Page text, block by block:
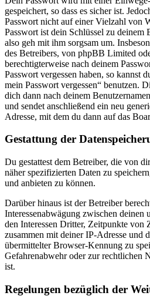
gespeichert, so dass es sicher ist.
Passwort nicht auf einer Vielzahl von
Passwort ist dein Schlüssel zu deinem
also geh mit ihm sorgsam um.
des Betreibers, von phpBB Limited
berechtigterweise nach deinem
Passwort vergessen haben, so kannst
mein Passwort vergessen“ benutzen.
dich dann nach deinem
und sendet anschließend ein neu
Adresse, mit dem du dann auf das
Gestattung der
Du gestattest dem Betreiber, die von
näher spezifizierten Daten zu
und anbieten zu können.
Darüber hinaus ist der Betreiber
Interessenabwägung zwischen deinen
den Interessen Dritter, Zeitpunkte von
zusammen mit deiner IP-Adresse und
übermittelter Browser-Kennung zu
Gefahrenabwehr oder zur rechtlichen
ist.
Regelungen bezüglich der